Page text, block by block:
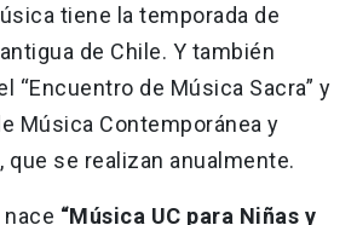
tiene la temporada de
de Chile. Y también
“Encuentro de Música Sacra” y
Música Contemporánea y
que se realizan anualmente.
“Música UC para Niñas y